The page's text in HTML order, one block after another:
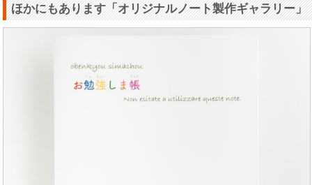
ほかにもあります「オリジナルノート製作ギャラリー」